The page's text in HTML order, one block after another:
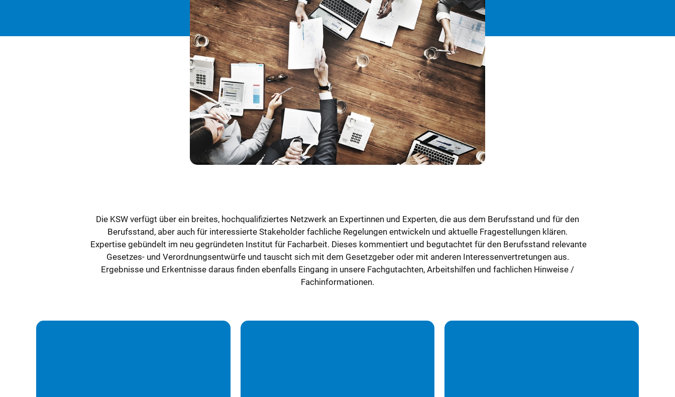
Die KSW verfügt über ein breites, hochqualifiziertes Netzwerk an Expertinnen und Experten, die aus dem Berufsstand und für den
Berufsstand, aber auch für interessierte Stakeholder fachliche Regelungen entwickeln und aktuelle Fragestellungen klären.
Expertise gebündelt im neu gegründeten Institut für Facharbeit. Dieses kommentiert und begutachtet für den Berufsstand relevante
Gesetzes- und Verordnungsentwürfe und tauscht sich mit dem Gesetzgeber oder mit anderen Interessenvertretungen aus.
Ergebnisse und Erkentnisse daraus finden ebenfalls Eingang in unsere Fachgutachten, Arbeitshilfen und fachlichen Hinweise /
Fachinformationen.